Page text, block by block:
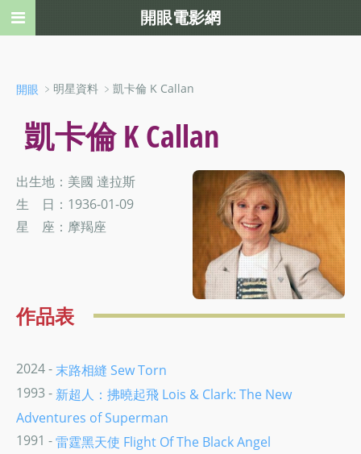
開眼 ﹥明星資料 ﹥凱卡倫 K Callan
凱卡倫 K Callan
出生地：美國 達拉斯
生 日：1936-01-09
星 座：摩羯座
作品表
2024 -末路相縫 Sew Torn
1993 - 新超人：拂曉起飛 Lois & Clark: The New
Adventures of Superman
1991 -雷霆黑天使 Flight Of The Black Angel
開眼電影網